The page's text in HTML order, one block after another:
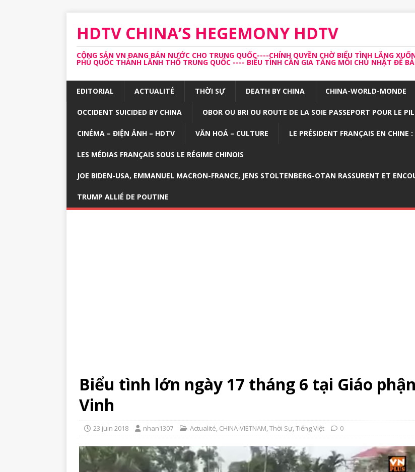
HDTV CHINA’S HEGEMONY HDTV
CỘNG SẢN VN ĐANG BÁN NƯỚC CHO TRUNG QUỐC----CHÍNH QUYỀN CHỜ BIỂU TÌNH LẮNG
PHÚ QUỐC THÀNH LĂNH THỔ TRUNG QUỐC ---- BIỂU TÌNH CẦN GIA TĂNG MỖI CHỦ NHẬT ĐỂ
EDITORIAL ACTUALITÉ THỜI SỰ DEATH BY CHINA CHINA-WORLD-MONDE
OCCIDENT SUICIDED BY CHINA OBOR OU BRI OU ROUTE DE LA SOIE PASSEPORT POUR LE
CINÉMA – ĐIỆN ẢNH – HDTV VĂN HOÁ – CULTURE LE PRÉSIDENT FRANÇAIS EN CHINE
LES MÉDIAS FRANÇAIS SOUS LE RÉGIME CHINOIS
JOE BIDEN-USA, EMMANUEL MACRON-FRANCE, JENS STOLTENBERG-OTAN RASSURENT ET
TRUMP ALLIÉ DE POUTINE
Biểu tình lớn ngày 17 tháng 6 tại Giáo phận
Vinh
23 juin 2018 nhan1307 Actualité, CHINA-VIETNAM,Thời Sự,Tiếng Việt 0